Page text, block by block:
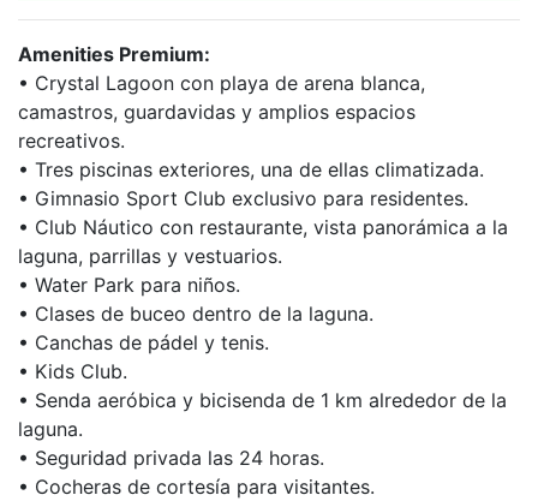
Amenities Premium:
• Crystal Lagoon con playa de arena blanca,
camastros, guardavidas y amplios espacios
recreativos.
• Tres piscinas exteriores, una de ellas climatizada.
• Gimnasio Sport Club exclusivo para residentes.
• Club Náutico con restaurante, vista panorámica a la
laguna, parrillas y vestuarios.
• Water Park para niños.
• Clases de buceo dentro de la laguna.
• Canchas de pádel y tenis.
• Kids Club.
• Senda aeróbica y bicisenda de 1 km alrededor de la
laguna.
• Seguridad privada las 24 horas.
• Cocheras de cortesía para visitantes.